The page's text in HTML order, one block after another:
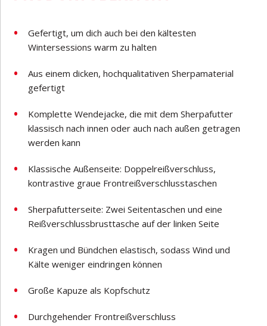
Gefertigt, um dich auch bei den kältesten
Wintersessions warm zu halten
Aus einem dicken, hochqualitativen Sherpamaterial
gefertigt
Komplette Wendejacke, die mit dem Sherpafutter
klassisch nach innen oder auch nach außen getragen
werden kann
Klassische Außenseite: Doppelreißverschluss,
kontrastive graue Frontreißverschlusstaschen
Sherpafutterseite: Zwei Seitentaschen und eine
Reißverschlussbrusttasche auf der linken Seite
Kragen und Bündchen elastisch, sodass Wind und
Kälte weniger eindringen können
Große Kapuze als Kopfschutz
Durchgehender Frontreißverschluss